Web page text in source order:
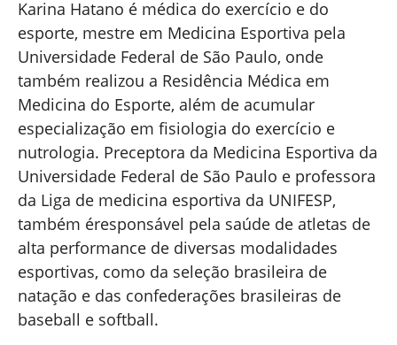
Karina Hatano é médica do exercício e do
esporte, mestre em Medicina Esportiva pela
Universidade Federal de São Paulo, onde
também realizou a Residência Médica em
Medicina do Esporte, além de acumular
especialização em fisiologia do exercício e
nutrologia. Preceptora da Medicina Esportiva da
Universidade Federal de São Paulo e professora
da Liga de medicina esportiva da UNIFESP,
também éresponsável pela saúde de atletas de
alta performance de diversas modalidades
esportivas, como da seleção brasileira de
natação e das confederações brasileiras de
baseball e softball.